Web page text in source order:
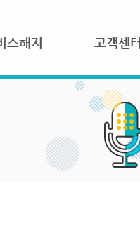
스해지 고객센터